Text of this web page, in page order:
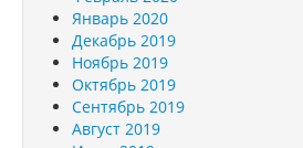
Январь 2020
Декабрь 2019
Ноябрь 2019
Октябрь 2019
Сентябрь 2019
Август 2019